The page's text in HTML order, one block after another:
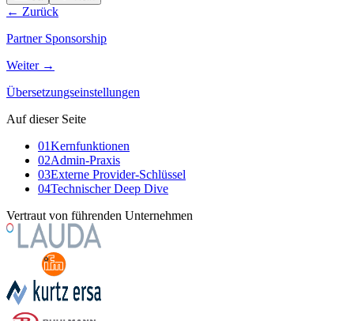
← Zurück
Partner Sponsorship
Weiter →
Übersetzungseinstellungen
Auf dieser Seite
01Kernfunktionen
02Admin-Praxis
03Externe Provider-Schlüssel
04Technischer Deep Dive
Vertraut von führenden Unternehmen